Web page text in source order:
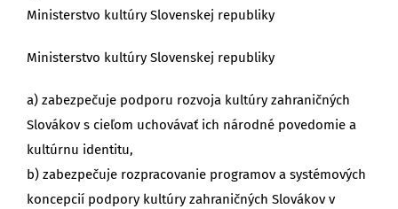
Ministerstvo kultúry Slovenskej republiky
Ministerstvo kultúry Slovenskej republiky
a) zabezpečuje podporu rozvoja kultúry zahraničných
Slovákov s cieľom uchovávať ich národné povedomie a
kultúrnu identitu,
b) zabezpečuje rozpracovanie programov a systémových
koncepcií podpory kultúry zahraničných Slovákov v